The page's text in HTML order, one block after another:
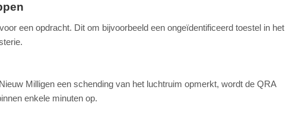
een opdracht. Dit om bijvoorbeeld een ongeïdentificeerd toestel in het
Milligen een schending van het luchtruim opmerkt, wordt de QRA
enkele minuten op.